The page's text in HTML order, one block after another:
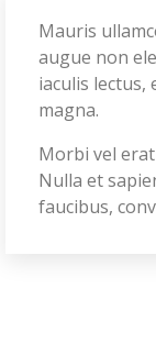
Mauris
augue non
iaculis
magna.
Morbi vel
Nulla et
faucibus,